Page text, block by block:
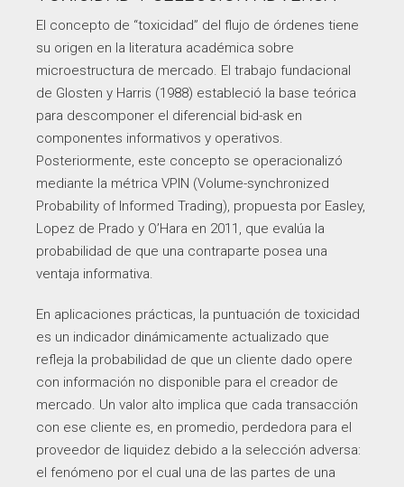
El concepto de “toxicidad” del flujo de órdenes tiene
su origen en la literatura académica sobre
microestructura de mercado. El trabajo fundacional
de Glosten y Harris (1988) estableció la base teórica
para descomponer el diferencial bid-ask en
componentes informativos y operativos.
Posteriormente, este concepto se operacionalizó
mediante la métrica VPIN (Volume-synchronized
Probability of Informed Trading), propuesta por Easley,
Lopez de Prado y O’Hara en 2011, que evalúa la
probabilidad de que una contraparte posea una
ventaja informativa.
En aplicaciones prácticas, la puntuación de toxicidad
es un indicador dinámicamente actualizado que
refleja la probabilidad de que un cliente dado opere
con información no disponible para el creador de
mercado. Un valor alto implica que cada transacción
con ese cliente es, en promedio, perdedora para el
proveedor de liquidez debido a la selección adversa:
el fenómeno por el cual una de las partes de una